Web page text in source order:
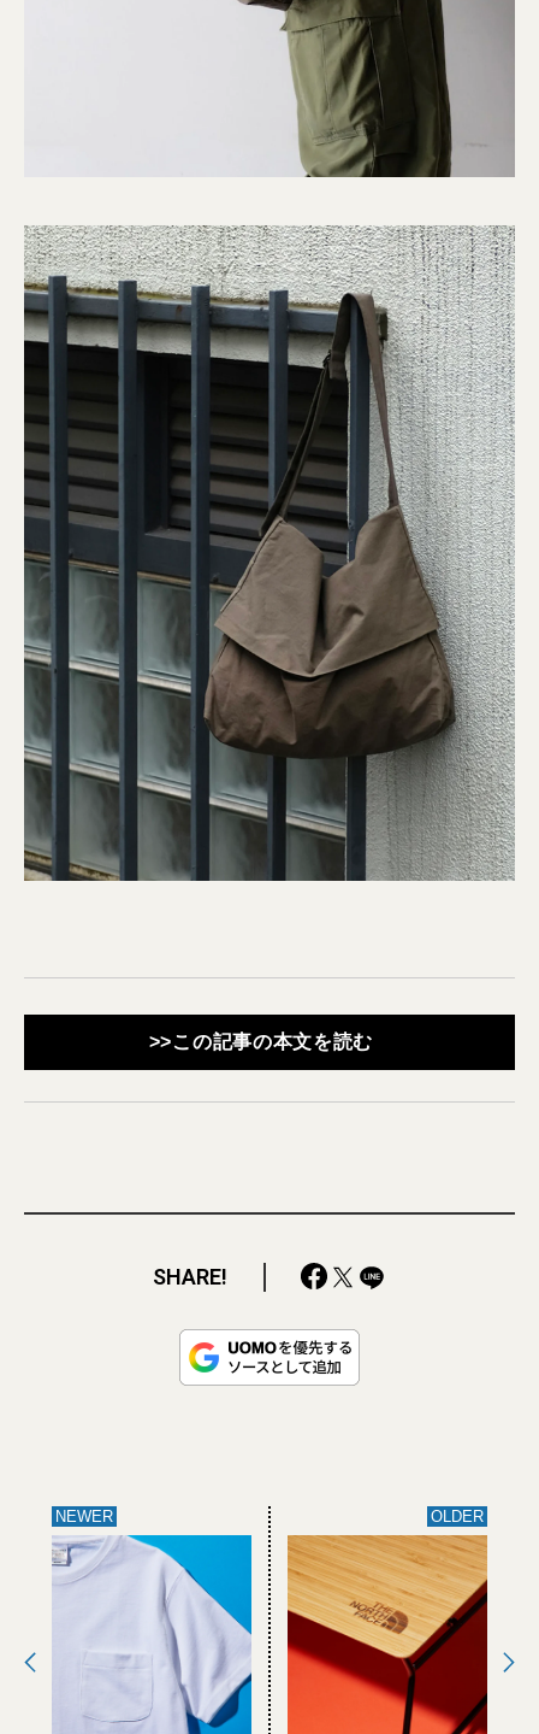
>>この記事の本文を読む
SHARE!
NEWER OLDER